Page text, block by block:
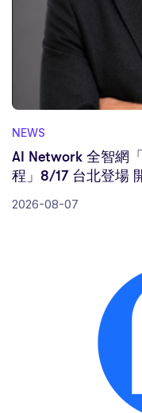
NEWS
AI Network 全智網
程」8/17 台北登場
2026-08-07